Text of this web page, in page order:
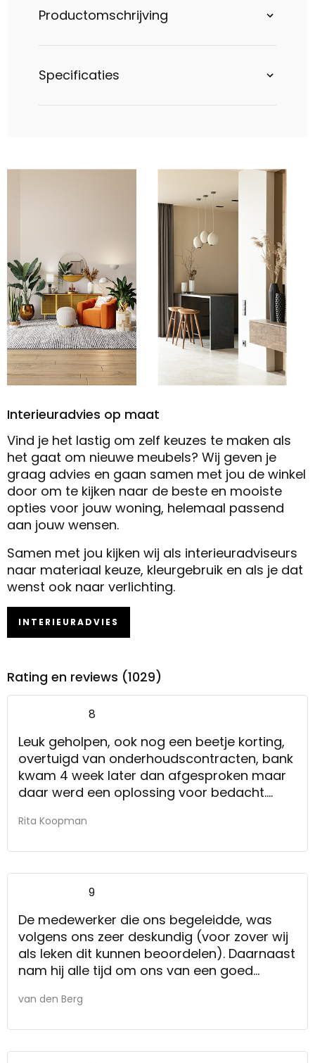
Productomschrijving
Specificaties
Interieuradvies op maat
Vind je het lastig om zelf keuzes te maken als
het gaat om nieuwe meubels? Wij geven je
graag advies en gaan samen met jou de winkel
door om te kijken naar de beste en mooiste
opties voor jouw woning, helemaal passend
aan jouw wensen.
Samen met jou kijken wij als interieuradviseurs
naar materiaal keuze, kleurgebruik en als je dat
wenst ook naar verlichting.
INTERIEURADVIES
Rating en reviews (1029)
8
Leuk geholpen, ook nog een beetje korting,
overtuigd van onderhoudscontracten, bank
kwam 4 week later dan afgesproken maar
daar werd een oplossing voor bedacht.
De service
Rita Koopman
9
De medewerker die ons begeleidde, was
volgens ons zeer deskundig (voor zover wij
als leken dit kunnen beoordelen). Daarnaast
nam hij alle tijd om ons van een goed
hoofdkussens te voorzien. Zonder op de
v.w.b. matras-soorten en hoofdkussen-
van den Berg